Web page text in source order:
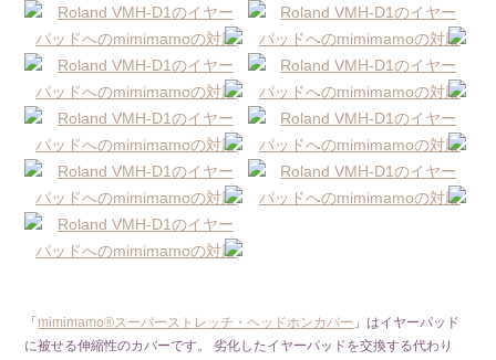
「 mimimamo®スーパーストレッチ・ヘッドホンカバー 」はイヤーパッド
に被せる伸縮性のカバーです。 劣化したイヤーパッドを交換する代わり